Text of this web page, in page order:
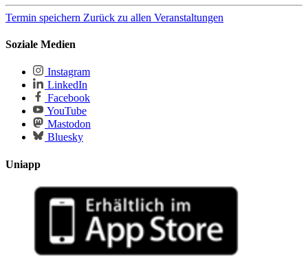
Termin speichern Zurück zu allen Veranstaltungen
Soziale Medien
Instagram
LinkedIn
Facebook
YouTube
Mastodon
Bluesky
Uniapp